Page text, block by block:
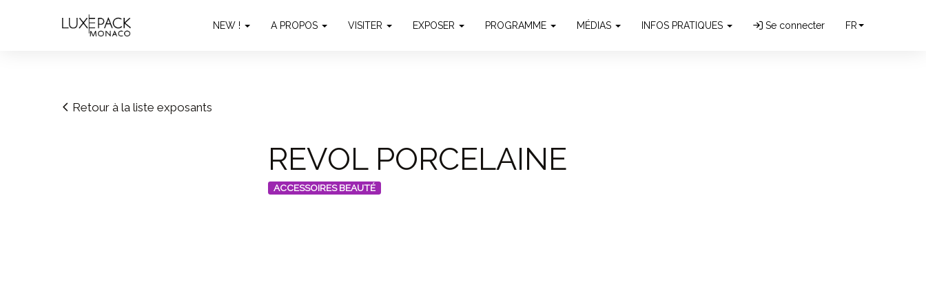
NEW ! A PROPOS VISITER EXPOSER PROGRAMME MÉDIAS INFOS PRATIQUES Se connecter FR
Retour à la liste exposants
REVOL PORCELAINE
ACCESSOIRES BEAUTÉ